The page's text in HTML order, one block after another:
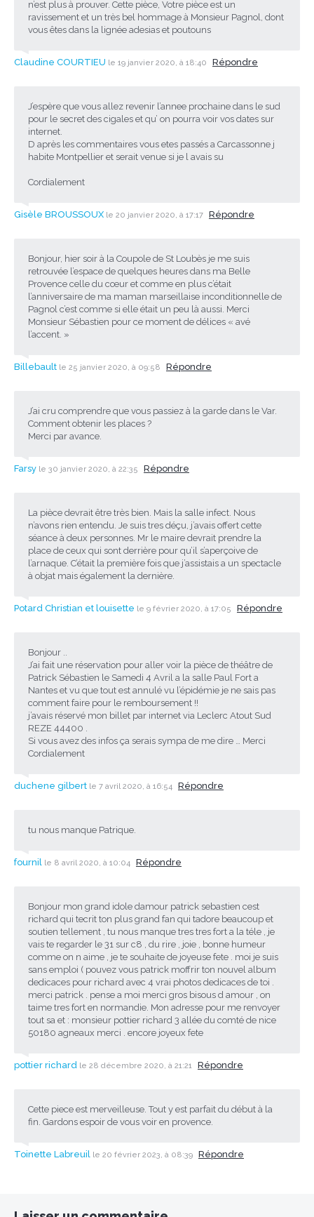
n’est plus à prouver. Cette pièce, Votre pièce est un
ravissement et un très bel hommage à Monsieur Pagnol, dont
vous êtes dans la lignée adesias et poutouns
Claudine COURTIEU le 19 janvier 2020, à 18:40 Répondre
J’espère que vous allez revenir l’annee prochaine dans le sud
pour le secret des cigales et qu’ on pourra voir vos dates sur
internet.
D après les commentaires vous etes passés a Carcassonne j
habite Montpellier et serait venue si je l avais su
Cordialement
Gisèle BROUSSOUX le 20 janvier 2020, à 17:17 Répondre
Bonjour, hier soir à la Coupole de St Loubès je me suis
retrouvée l’espace de quelques heures dans ma Belle
Provence celle du cœur et comme en plus c’était
l’anniversaire de ma maman marseillaise inconditionnelle de
Pagnol c’est comme si elle était un peu là aussi. Merci
Monsieur Sébastien pour ce moment de délices « avé
l’accent. »
Billebault le 25 janvier 2020, à 09:58 Répondre
J’ai cru comprendre que vous passiez à la garde dans le Var.
Comment obtenir les places ?
Merci par avance.
Farsy le 30 janvier 2020, à 22:35 Répondre
La pièce devrait être très bien. Mais la salle infect. Nous
n’avons rien entendu. Je suis tres déçu, j’avais offert cette
séance à deux personnes. Mr le maire devrait prendre la
place de ceux qui sont derrière pour qu’il s’aperçoive de
l’arnaque. C’était la première fois que j’assistais a un spectacle
à objat mais également la dernière.
Potard Christian et louisette le 9 février 2020, à 17:05 Répondre
Bonjour ..
J’ai fait une réservation pour aller voir la pièce de théâtre de
Patrick Sébastien le Samedi 4 Avril a la salle Paul Fort a
Nantes et vu que tout est annulé vu l’épidémie je ne sais pas
comment faire pour le remboursement !!
j’avais réservé mon billet par internet via Leclerc Atout Sud
REZE 44400 .
Si vous avez des infos ça serais sympa de me dire … Merci
Cordialement
duchene gilbert le 7 avril 2020, à 16:54 Répondre
tu nous manque Patrique.
fournil le 8 avril 2020, à 10:04 Répondre
Bonjour mon grand idole damour patrick sebastien cest
richard qui tecrit ton plus grand fan qui tadore beaucoup et
soutien tellement , tu nous manque tres tres fort a la téle , je
vais te regarder le 31 sur c8 , du rire , joie , bonne humeur
comme on n aime , je te souhaite de joyeuse fete . moi je suis
sans emploi ( pouvez vous patrick moffrir ton nouvel album
dedicaces pour richard avec 4 vrai photos dedicaces de toi .
merci patrick . pense a moi merci gros bisous d amour , on
taime tres fort en normandie. Mon adresse pour me renvoyer
tout sa et : monsieur pottier richard 3 allée du comté de nice
50180 agneaux merci . encore joyeux fete
pottier richard le 28 décembre 2020, à 21:21 Répondre
Cette piece est merveilleuse. Tout y est parfait du début à la
fin. Gardons espoir de vous voir en provence.
Toinette Labreuil le 20 février 2023, à 08:39 Répondre